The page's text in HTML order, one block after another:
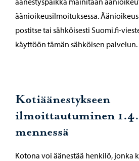
äänioikeusilmoituksessa.
postitse tai sähköisesti Suomi.fi-
käyttöön tämän sähköisen palvelun.
Kotiäänestykseen
ilmoittautuminen 1.4.
mennessä
Kotona voi äänestää henkilö, jonka